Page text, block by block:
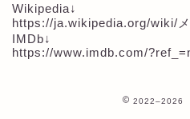
Wikipedia↓
https://ja.wikipedia.org/wiki/
IMDb↓
https://www.imdb.com/
2022–2026